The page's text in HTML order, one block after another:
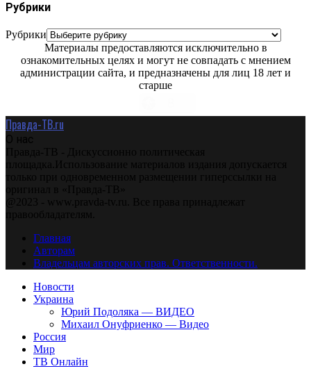
Рубрики
Рубрики
Материалы предоставляются исключительно в
ознакомительных целях и могут не совпадать с мнением
администрации сайта, и предназначены для лиц 18 лет и
старше
Правда-ТВ.ru
О нас
Правда-ТВ - Дискуссионно политическая
площадка.Использование материалов издания допускается
только при одновременном размещении гиперссылки на
оригинал в «Правда-ТВ»
@2023 - www.pravda-tv.ru. Все права принадлежат
правообладателям.
Главная
Авторам
Владельцам авторских прав. Ответственности.
Новости
Украина
Юрий Подоляка — ВИДЕО
Михаил Онуфриенко — Видео
Россия
Мир
ТВ Онлайн